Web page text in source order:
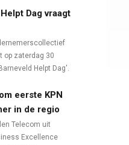
Dag vraagt
op zaterdag 30
Helpt Dag'.
eerste KPN
in de regio
Telecom uit
Excellence